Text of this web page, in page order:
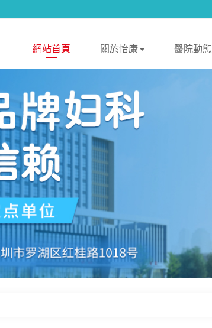
網站首頁 關於怡康 醫院動態